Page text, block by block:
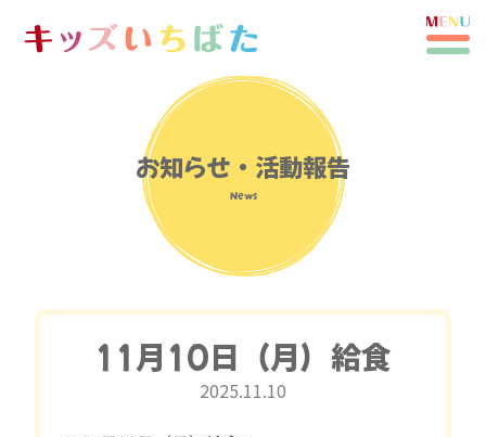
お知らせ・活動報告
News
11月10日（月）給食
2025.11.10